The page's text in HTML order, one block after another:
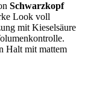
Schwarzkopf
Look voll
mit Kieselsäure
Halt mit mattem